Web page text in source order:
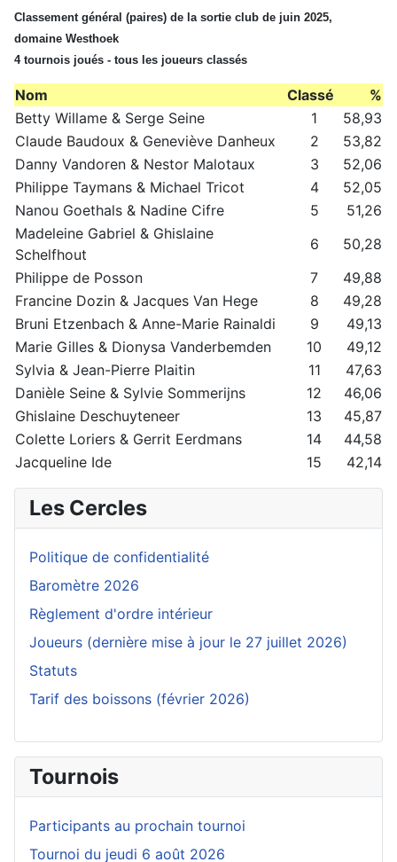
Classement général (paires) de la sortie club de juin 2025,
domaine Westhoek
4 tournois joués - tous les joueurs classés
Nom Classé
%
Betty Willame & Serge Seine
1
58,93
Claude Baudoux & Geneviève Danheux
2
53,82
Danny Vandoren & Nestor Malotaux
3
52,06
Philippe Taymans & Michael Tricot
4
52,05
Nanou Goethals & Nadine Cifre
5
51,26
Madeleine Gabriel & Ghislaine
Schelfhout
6
50,28
Philippe de Posson
7
49,88
Francine Dozin & Jacques Van Hege
8
49,28
Bruni Etzenbach & Anne-Marie Rainaldi
9
49,13
Marie Gilles & Dionysa Vanderbemden
10
49,12
Sylvia & Jean-Pierre Plaitin
11
47,63
Danièle Seine & Sylvie Sommerijns
12
46,06
Ghislaine Deschuyteneer
13
45,87
Colette Loriers & Gerrit Eerdmans
14
44,58
Jacqueline Ide
15 42,14
Les Cercles
Politique de confidentialité
Baromètre 2026
Règlement d'ordre intérieur
Joueurs (dernière mise à jour le 27 juillet 2026)
Statuts
Tarif des boissons (février 2026)
Tournois
Participants au prochain tournoi
Tournoi du jeudi 6 août 2026